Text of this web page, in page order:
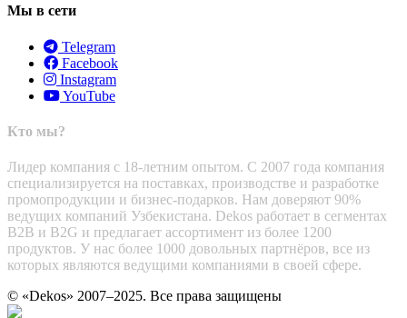
Мы в сети
Telegram
Facebook
Instagram
YouTube
Кто мы?
Лидер компания с 18-летним опытом. С 2007 года компания
специализируется на поставках, производстве и разработке
промопродукции и бизнес-подарков. Нам доверяют 90%
ведущих компаний Узбекистана. Dekos работает в сегментах
B2B и B2G и предлагает ассортимент из более 1200
продуктов. У нас более 1000 довольных партнёров, все из
которых являются ведущими компаниями в своей сфере.
© «Dekos» 2007–2025. Все права защищены